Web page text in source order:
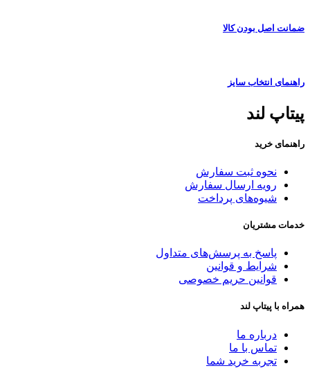
ضمانت اصل بودن کالا
راهنمای انتخاب سایز
پیتاپ لند
راهنمای خرید
نحوه ثبت سفارش
رویه ارسال سفارش
شیوه‌های پرداخت
خدمات مشتریان
پاسخ به پرسش‌های متداول
شرایط و قوانین
قوانین حریم خصوصی
همراه با پیتاپ لند
درباره ما
تماس با ما
تجربه خرید شما